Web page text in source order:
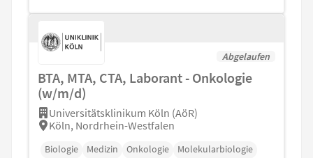
Abgelaufen
BTA, MTA, CTA, Laborant - Onkologie
(w/m/d)
Universitätsklinikum Köln (AöR)
Köln, Nordrhein-Westfalen
Biologie Medizin Onkologie
Molekularbiologie